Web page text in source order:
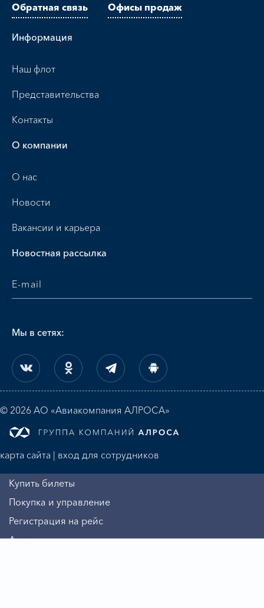
Обратная связь
Офисы продаж
Информация
Наш флот
Представительства
Контакты
О компании
О нас
Новости
Вакансии и карьера
Новостная рассылка
Мы в сетях:
© 2026 АО «Авиакомпания АЛРОСА»
карта сайта | вход для сотрудников
Купить билеты
Покупка и управление
Регистрация на рейс
Алмазная миля